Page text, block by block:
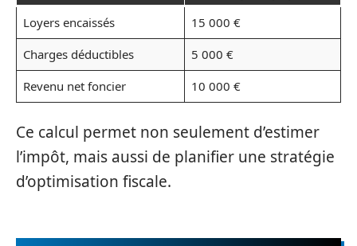
Loyers encaissés
15 000 €
Charges déductibles
5 000 €
Revenu net foncier
10 000 €
Ce calcul permet non seulement d’estimer
l’impôt, mais aussi de planifier une stratégie
d’optimisation fiscale.